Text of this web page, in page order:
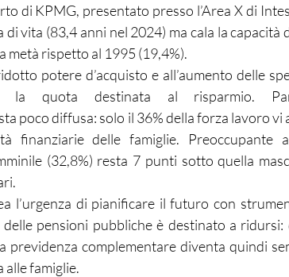
di KPMG, presentato presso l’Area X di
di vita (83,4 anni nel 2024) ma cala la capacità
metà rispetto al 1995 (19,4%).
potere d’acquisto e all’aumento delle
la quota destinata al risparmio.
poco diffusa: solo il 36% della forza lavoro vi
finanziarie delle famiglie. Preoccupante
(32,8%) resta 7 punti sotto quella
l’urgenza di pianificare il futuro con
pensioni pubbliche è destinato a
previdenza complementare diventa quindi
alle famiglie.